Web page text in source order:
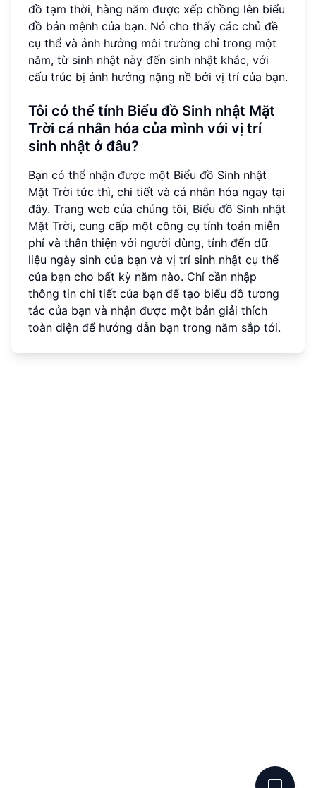
đồ tạm thời, hàng năm được xếp chồng lên biểu
đồ bản mệnh của bạn. Nó cho thấy các chủ đề
cụ thể và ảnh hưởng môi trường chỉ trong một
năm, từ sinh nhật này đến sinh nhật khác, với
cấu trúc bị ảnh hưởng nặng nề bởi vị trí của bạn.
Tôi có thể tính Biểu đồ Sinh nhật Mặt
Trời cá nhân hóa của mình với vị trí
sinh nhật ở đâu?
Bạn có thể nhận được một Biểu đồ Sinh nhật
Mặt Trời tức thì, chi tiết và cá nhân hóa ngay tại
đây. Trang web của chúng tôi, Biểu đồ Sinh nhật
Mặt Trời, cung cấp một công cụ tính toán miễn
phí và thân thiện với người dùng, tính đến dữ
liệu ngày sinh của bạn và vị trí sinh nhật cụ thể
của bạn cho bất kỳ năm nào. Chỉ cần nhập
thông tin chi tiết của bạn để tạo biểu đồ tương
tác của bạn và nhận được một bản giải thích
toàn diện để hướng dẫn bạn trong năm sắp tới.